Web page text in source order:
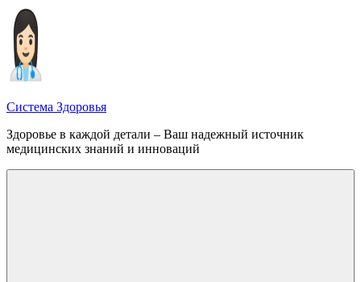
Перейти
содержимому
Система Здоровья
Здоровье в каждой детали – Ваш надежный источник
медицинских знаний и инноваций